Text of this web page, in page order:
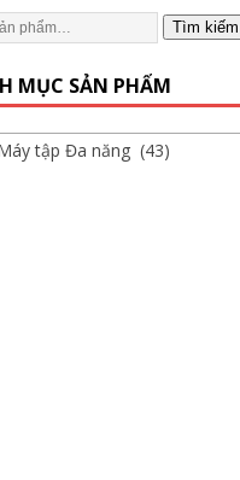
Tìm kiếm
MỤC SẢN PHẨM
tập Đa năng (43)